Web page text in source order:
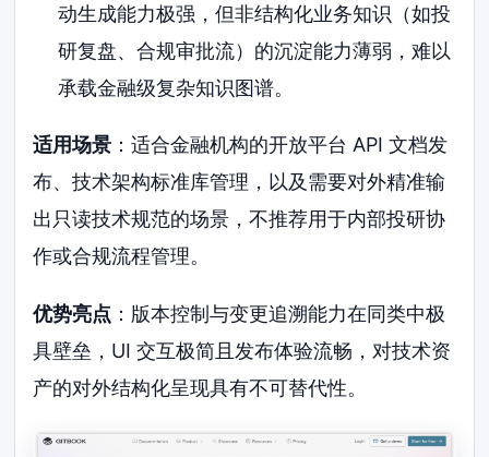
动生成能力极强，但非结构化业务知识（如投
研复盘、合规审批流）的沉淀能力薄弱，难以
承载金融级复杂知识图谱。
适用场景 ：适合金融机构的开放平台 API 文档发
布、技术架构标准库管理，以及需要对外精准输
出只读技术规范的场景，不推荐用于内部投研协
作或合规流程管理。
优势亮点 ：版本控制与变更追溯能力在同类中极
具壁垒，UI 交互极简且发布体验流畅，对技术资
产的对外结构化呈现具有不可替代性。